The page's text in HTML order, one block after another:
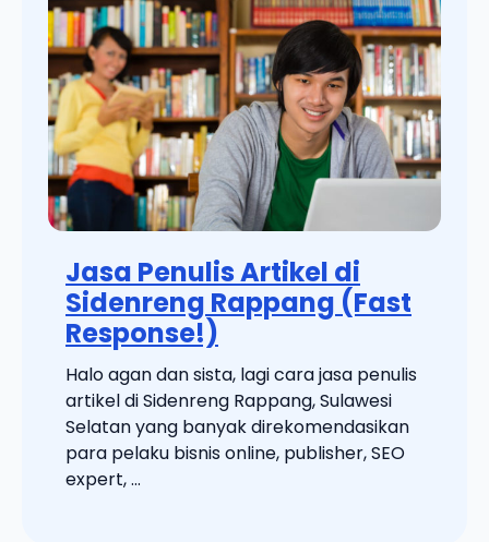
Jasa Penulis Artikel di
Sidenreng Rappang (Fast
Response!)
Halo agan dan sista, lagi cara jasa penulis
artikel di Sidenreng Rappang, Sulawesi
Selatan yang banyak direkomendasikan
para pelaku bisnis online, publisher, SEO
expert, ...